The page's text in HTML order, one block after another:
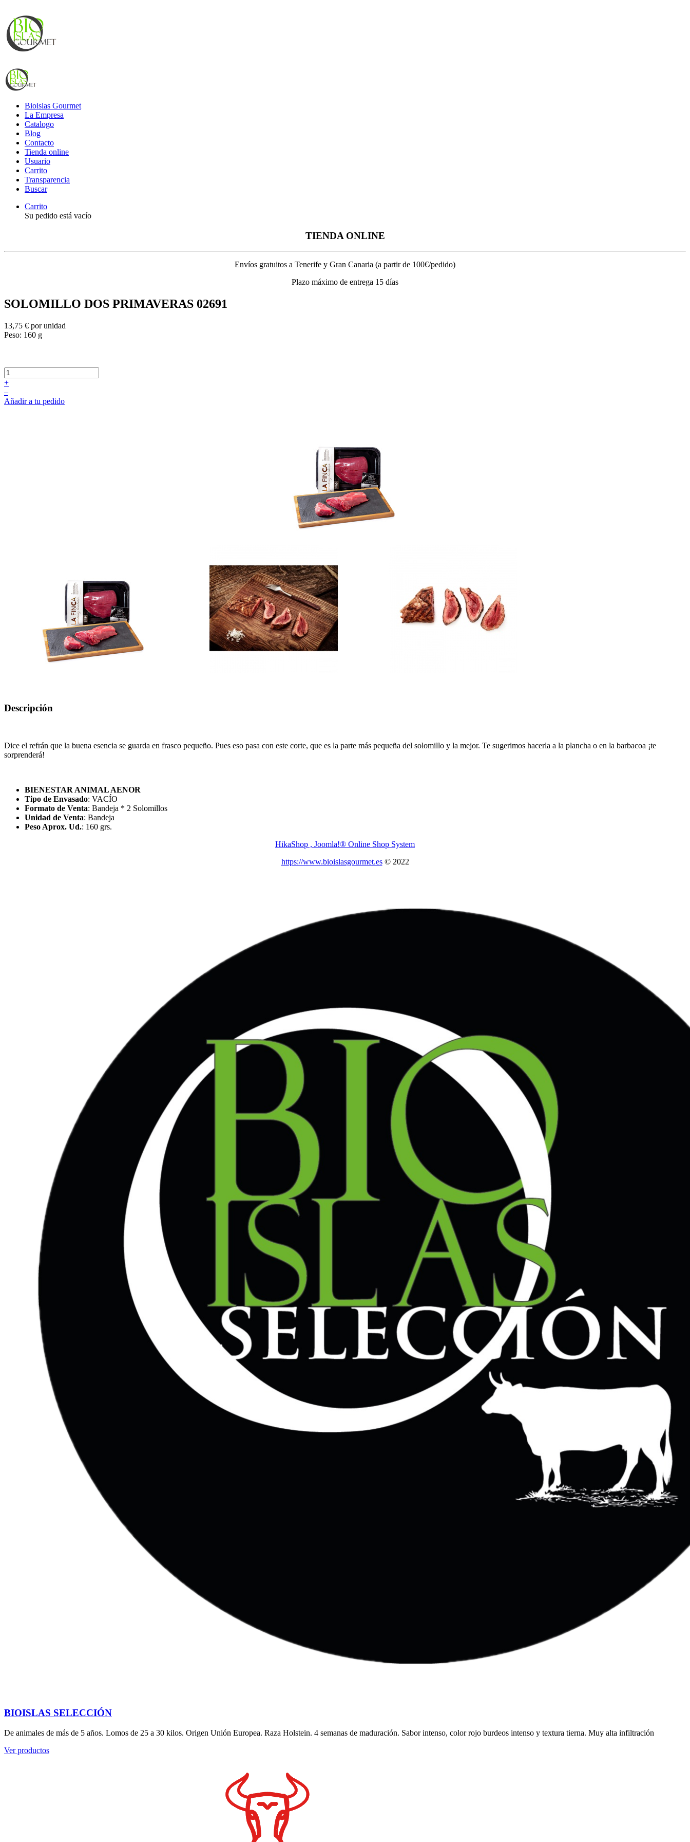
Bioislas Gourmet
La Empresa
Catalogo
Blog
Contacto
Tienda online
Usuario
Carrito
Transparencia
Buscar
Carrito
Su pedido está vacío
TIENDA ONLINE
Envíos gratuitos a Tenerife y Gran Canaria (a partir de 100€/pedido)
Plazo máximo de entrega 15 días
SOLOMILLO DOS PRIMAVERAS 02691
13,75 € por unidad
Peso: 160 g
+
–
Añadir a tu pedido
Descripción
Dice el refrán que la buena esencia se guarda en frasco pequeño. Pues eso pasa con este corte, que es la parte más pequeña del solomillo y la mejor. Te sugerimos hacerla a la plancha o en la barbacoa ¡te
sorprenderá!
BIENESTAR ANIMAL AENOR
Tipo de Envasado: VACÍO
Formato de Venta: Bandeja * 2 Solomillos
Unidad de Venta: Bandeja
Peso Aprox. Ud.: 160 grs.
HikaShop , Joomla!® Online Shop System
https://www.bioislasgourmet.es© 2022
BIOISLAS SELECCIÓN
De animales de más de 5 años. Lomos de 25 a 30 kilos. Origen Unión Europea. Raza Holstein. 4 semanas de maduración. Sabor intenso, color rojo burdeos intenso y textura tierna. Muy alta infiltración
Ver productos